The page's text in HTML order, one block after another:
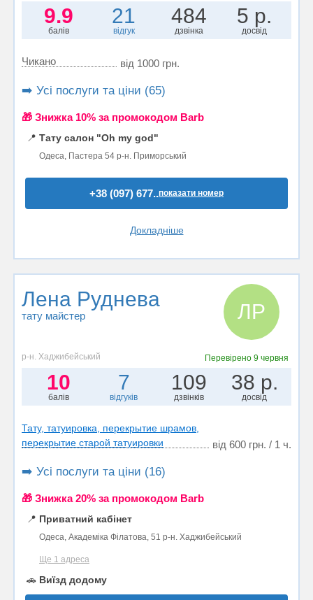
9.9
балів
21
відгук
484
дзвінка
5 р.
досвід
Чикано від 1000 грн.
➡️ Усі послуги та ціни (65)
🎁 Знижка 10% за промокодом Barb
📍 Тату салон "Oh my god"
Одеса, Пастера 54 р-н. Приморський
+38 (097) 677..показати номер
Докладніше
Лена Руднева
тату майстер ЛР
р-н. Хаджибейський Перевірено 9 червня
10
балів
7
відгуків
109
дзвінків
38 р.
досвід
Тату, татуировка, перекрытие шрамов,
перекрытие старой татуировки
від 600 грн. / 1 ч.
➡️ Усі послуги та ціни (16)
🎁 Знижка 20% за промокодом Barb
📍 Приватний кабінет
Одеса, Академіка Філатова, 51 р-н. Хаджибейський
Ще 1 адреса
🚗 Виїзд додому